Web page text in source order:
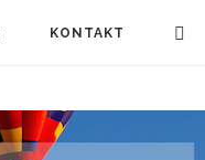
KONTAKT